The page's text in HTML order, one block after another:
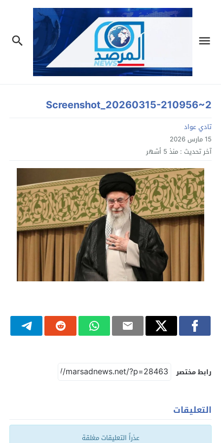
Screenshot_20260315-210956~2
تادي عواد
15 مارس 2026
آخر تحديث : منذ 5 أشهر
رابط مختصر
التعليقات
عذراً التعليقات مغلقة